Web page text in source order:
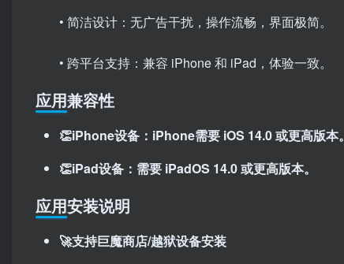
• 简洁设计：无广告干扰，操作流畅，界面极简。
• 跨平台支持：兼容 iPhone 和 iPad，体验一致。
应用兼容性
👏iPhone设备：iPhone需要 iOS 14.0 或更高版本。
👏iPad设备：需要 iPadOS 14.0 或更高版本。
应用安装说明
🚀支持巨魔商店/越狱设备安装